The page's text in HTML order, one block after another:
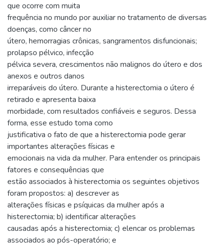
que ocorre com muita
frequência no mundo por auxiliar no tratamento de diversas
doenças, como câncer no
útero, hemorragias crônicas, sangramentos disfuncionais;
prolapso pélvico, infecção
pélvica severa, crescimentos não malignos do útero e dos
anexos e outros danos
irreparáveis do útero. Durante a histerectomia o útero é
retirado e apresenta baixa
morbidade, com resultados confiáveis e seguros. Dessa
forma, esse estudo toma como
justificativa o fato de que a histerectomia pode gerar
importantes alterações físicas e
emocionais na vida da mulher. Para entender os principais
fatores e consequências que
estão associados à histerectomia os seguintes objetivos
foram propostos: a) descrever as
alterações físicas e psíquicas da mulher após a
histerectomia; b) identificar alterações
causadas após a histerectomia; c) elencar os problemas
associados ao pós-operatório; e